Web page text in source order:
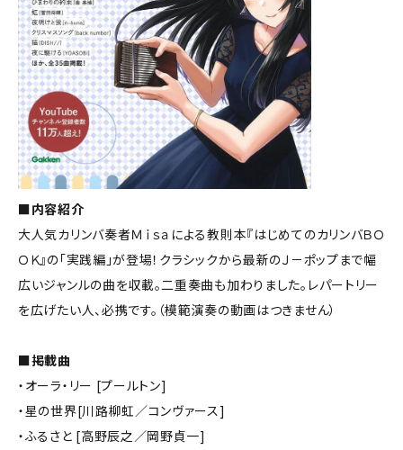
■内容紹介
大人気カリンバ奏者Ｍｉｓａによる教則本『はじめてのカリンバＢＯ
ＯＫ』の「実践編」が登場！クラシックから最新のＪ－ポップまで幅
広いジャンルの曲を収載。二重奏曲も加わりました。レパートリー
を広げたい人、必携です。（模範演奏の動画はつきません）
■掲載曲
・オーラ・リー [プールトン]
・星の世界[川路柳虹／コンヴァース]
・ふるさと [高野辰之／岡野貞一]